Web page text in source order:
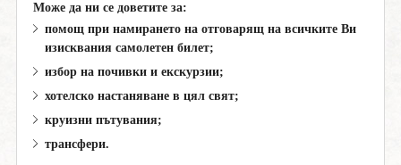
Може да ни се доветите за:
помощ при намирането на отговарящ на всичките Ви
изисквания самолетен билет;
избор на почивки и екскурзии;
хотелско настаняване в цял свят;
круизни пътувания;
трансфери.